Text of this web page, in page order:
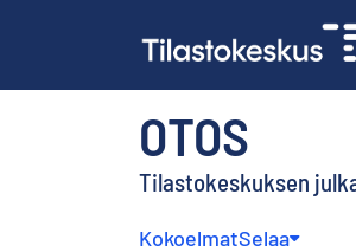
OTOS
Tilastokeskuksen
KokoelmatSelaa